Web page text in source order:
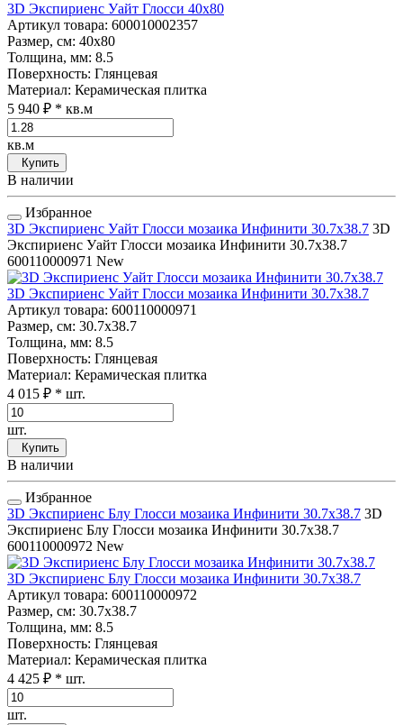
3D Экспириенс Уайт Глосси 40x80
Артикул товара: 600010002357
Размер, см: 40x80
Толщина, мм: 8.5
Поверхность: Глянцевая
Материал: Керамическая плитка
5 940 ₽ * кв.м
кв.м
Купить
В наличии
Избранное
3D Экспириенс Уайт Глосси мозаика Инфинити 30.7x38.7 3D
Экспириенс Уайт Глосси мозаика Инфинити 30.7x38.7
600110000971 New
3D Экспириенс Уайт Глосси мозаика Инфинити 30.7x38.7
Артикул товара: 600110000971
Размер, см: 30.7x38.7
Толщина, мм: 8.5
Поверхность: Глянцевая
Материал: Керамическая плитка
4 015 ₽ * шт.
шт.
Купить
В наличии
Избранное
3D Экспириенс Блу Глосси мозаика Инфинити 30.7x38.7 3D
Экспириенс Блу Глосси мозаика Инфинити 30.7x38.7
600110000972 New
3D Экспириенс Блу Глосси мозаика Инфинити 30.7x38.7
Артикул товара: 600110000972
Размер, см: 30.7x38.7
Толщина, мм: 8.5
Поверхность: Глянцевая
Материал: Керамическая плитка
4 425 ₽ * шт.
шт.